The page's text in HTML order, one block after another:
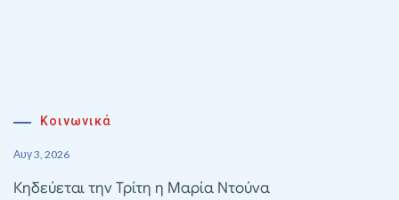
Κοινωνικά
Αυγ 3, 2026
Κηδεύεται την Τρίτη η Μαρία Ντούνα